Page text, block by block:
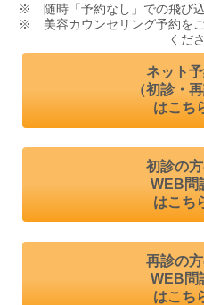
※ 随時「予約なし」での飛び込
※ 美容カウンセリング予約をご
くだ
ネット
（初診・再
はこち
初診の
WEB問
はこち
再診の
WEB問
はこち